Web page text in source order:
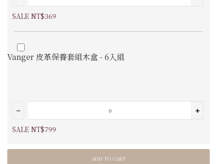
SALE NT$369
Vanger 皮革保養套組木盒 - 6入組
SALE NT$799
ADD TO CART